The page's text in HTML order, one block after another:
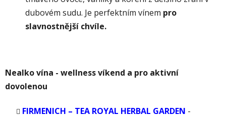
dubovém sudu. Je perfektním vínem pro
slavnostnější chvíle.
Nealko vína - wellness víkend a pro aktivní
dovolenou
FIRMENICH – TEA ROYAL HERBAL GARDEN -